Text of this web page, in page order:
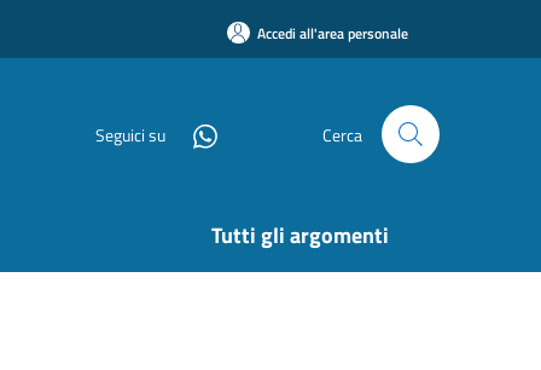
Accedi all'area personale
Seguici su Cerca
Tutti gli argomenti